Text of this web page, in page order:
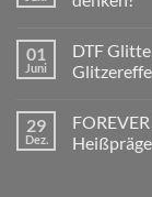
zu
Warum
die
Folie
wichtiger
ist,
01
Juni
DTF
zu
DTF
Glitter:
29
Dez.